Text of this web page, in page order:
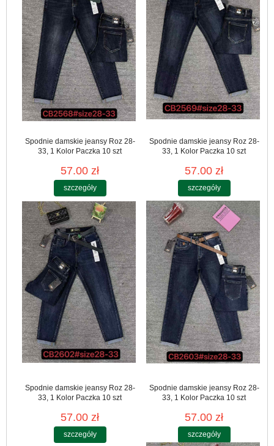
Spodnie damskie jeansy Roz 28-
33, 1 Kolor Paczka 10 szt
57.00 zł
szczegóły
Spodnie damskie jeansy Roz 28-
33, 1 Kolor Paczka 10 szt
57.00 zł
szczegóły
Spodnie damskie jeansy Roz 28-
33, 1 Kolor Paczka 10 szt
57.00 zł
szczegóły
Spodnie damskie jeansy Roz 28-
33, 1 Kolor Paczka 10 szt
57.00 zł
szczegóły